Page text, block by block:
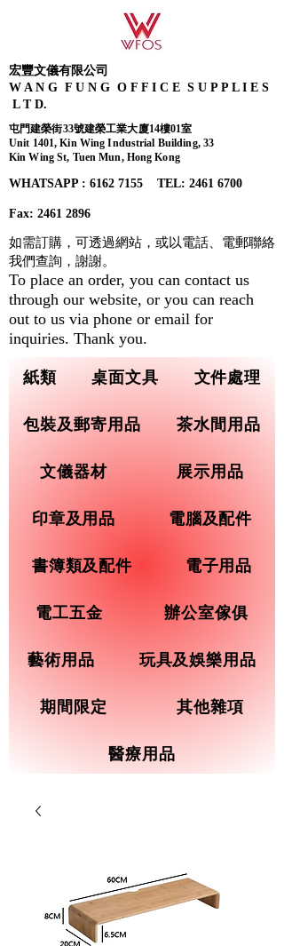
宏豐文儀有限公司
W A N G F U N G O F F I C E S U P P L I E S
L T D.
屯門建榮街33號建榮工業大廈14樓01室
Unit 1401, Kin Wing Industrial Building, 33
Kin Wing St, Tuen Mun, Hong Kong
WHATSAPP : 6162 7155​ TEL: 2461 6700
Fax: 2461 2896
紙類 桌面文具 文件處理
包裝及郵寄用品 茶水間用品
文儀器材 展示用品
印章及用品 電腦及配件
書簿類及配件 電子用品
電工五金 辦公室傢俱
藝術用品 玩具及娛樂用品
期間限定 其他雜項
醫療用品
如需訂購，可透過網站，或以電話、電郵聯絡
我們查詢， 謝謝。
To place an order, you can contact us
through our website, or you can reach
out to us via phone or email for
inquiries. Thank you.